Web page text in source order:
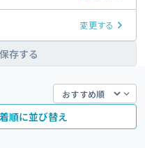
変更する
存する
順に並び替え